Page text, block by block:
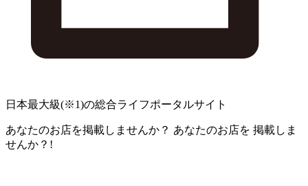
日本最大級(※1)の総合ライフポータルサイト
あなたのお店を掲載しませんか？ あなたのお店を 掲載しま
せんか？!